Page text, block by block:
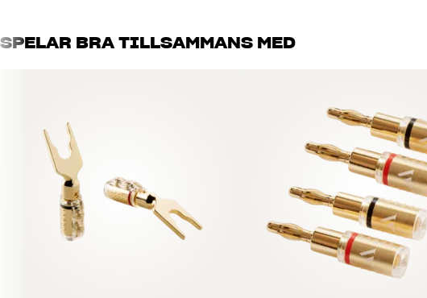
SPELAR BRA TILLSAMMANS MED